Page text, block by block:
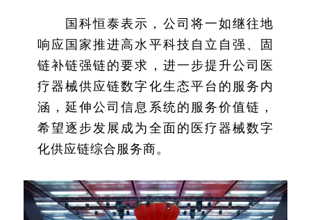
国科恒泰表示，公司将一如继往地
响应国家推进高水平科技自立自强、固
链补链强链的要求，进一步提升公司医
疗器械供应链数字化生态平台的服务内
涵，延伸公司信息系统的服务价值链，
希望逐步发展成为全面的医疗器械数字
化供应链综合服务商。